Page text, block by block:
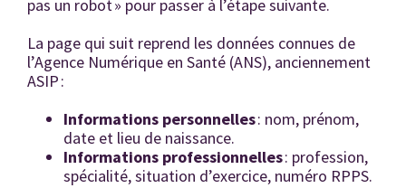
pas un robot » pour passer à l’étape suivante.
La page qui suit reprend les données connues de
l’Agence Numérique en Santé (ANS), anciennement
ASIP :
Informations personnelles: nom, prénom,
date et lieu de naissance.
Informations professionnelles: profession,
spécialité, situation d’exercice, numéro RPPS.